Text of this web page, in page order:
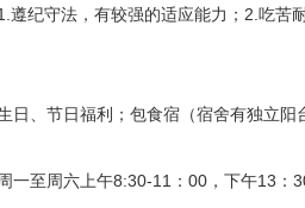
遵纪守法，有较强的适应能力；2.吃苦
日、节日福利；包食宿（宿舍有独立
一至周六上午8:30-11：00，下午13：